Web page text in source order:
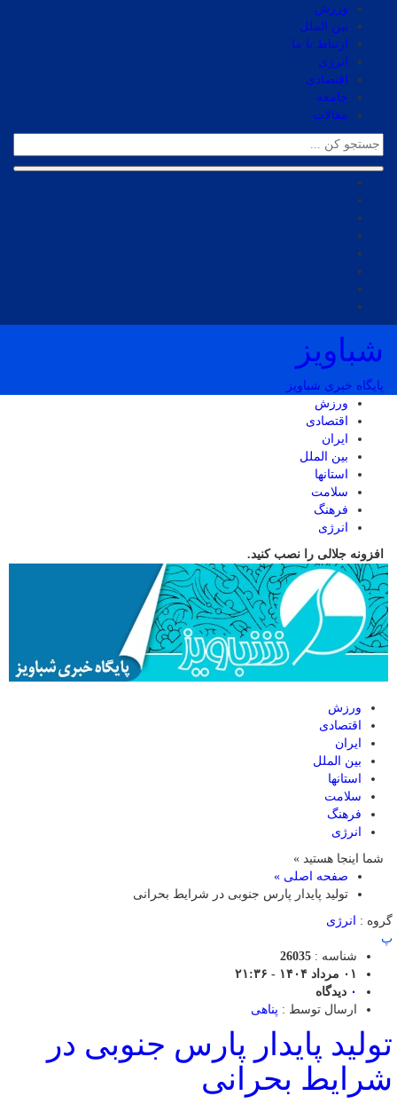
ورزش
بین الملل
ارتباط با ما
انرژی
اقتصادی
جامعه
مقالات
شباویز
پایگاه خبری شباویز
ورزش
اقتصادی
ایران
بین الملل
استانها
سلامت
فرهنگ
انرژی
افزونه جلالی را نصب کنید.
ورزش
اقتصادی
ایران
بین الملل
استانها
سلامت
فرهنگ
انرژی
شما اینجا هستید »
صفحه اصلی »
تولید پایدار پارس جنوبی در شرایط بحرانی
گروه :
انرژی
پ
شناسه : 26035
۰۱ مرداد ۱۴۰۴ - ۲۱:۳۶
۰ دیدگاه
ارسال توسط : پناهی
تولید پایدار پارس جنوبی در
شرایط بحرانی